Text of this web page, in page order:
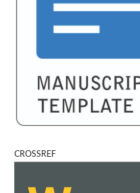
CROSSREF